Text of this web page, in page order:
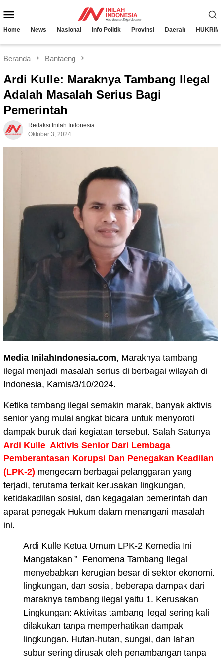
ke
Mobile
Home News Nasional Info Politik Provinsi Daerah HUKRIM
Beranda Bantaeng
Ardi Kulle: Maraknya Tambang Ilegal
Adalah Masalah Serius Bagi
Pemerintah
Redaksi Inilah Indonesia
Oktober 3, 2024
Media InilahIndonesia.com, Maraknya tambang
ilegal menjadi masalah serius di berbagai wilayah di
Indonesia, Kamis/3/10/2024.
Ketika tambang ilegal semakin marak, banyak aktivis
senior yang mulai angkat bicara untuk menyoroti
dampak buruk dari kegiatan tersebut. Salah Satunya
Ardi Kulle Aktivis Senior Dari Lembaga
Pemberantasan Korupsi Dan Penegakan Keadilan
(LPK-2) mengecam berbagai pelanggaran yang
terjadi, terutama terkait kerusakan lingkungan,
ketidakadilan sosial, dan kegagalan pemerintah dan
aparat penegak Hukum dalam menangani masalah
ini.
Ardi Kulle Ketua Umum LPK-2 Kemedia Ini
Mangatakan ” Fenomena Tambang Ilegal
menyebabkan kerugian besar di sektor ekonomi,
lingkungan, dan sosial, beberapa dampak dari
maraknya tambang ilegal yaitu 1. Kerusakan
Lingkungan: Aktivitas tambang ilegal sering kali
dilakukan tanpa memperhatikan dampak
lingkungan. Hutan-hutan, sungai, dan lahan
subur sering dirusak oleh penambangan tanpa